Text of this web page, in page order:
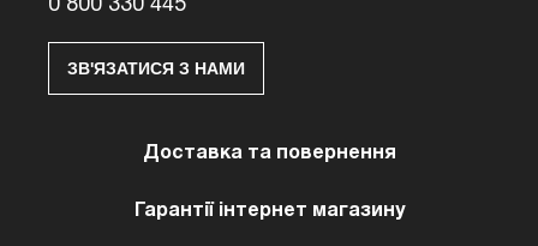
0 800 330 445
ЗВ'ЯЗАТИСЯ З НАМИ
Доставка та повернення
Гарантії інтернет магазину